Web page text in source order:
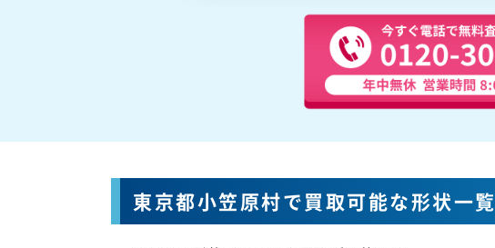
東京都小笠原村で買取可能な形状一覧